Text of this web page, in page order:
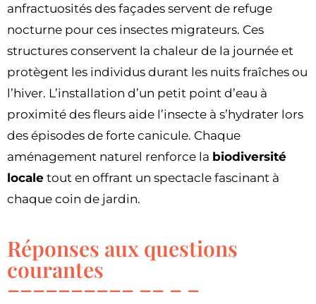
anfractuosités des façades servent de refuge
nocturne pour ces insectes migrateurs. Ces
structures conservent la chaleur de la journée et
protègent les individus durant les nuits fraîches ou
l’hiver. L’installation d’un petit point d’eau à
proximité des fleurs aide l’insecte à s’hydrater lors
des épisodes de forte canicule. Chaque
aménagement naturel renforce la biodiversité
locale tout en offrant un spectacle fascinant à
chaque coin de jardin.
Réponses aux questions
courantes